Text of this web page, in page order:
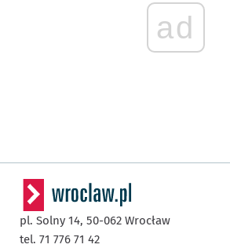
ad
pl. Solny 14, 50-062 Wrocław
tel. 71 776 71 42